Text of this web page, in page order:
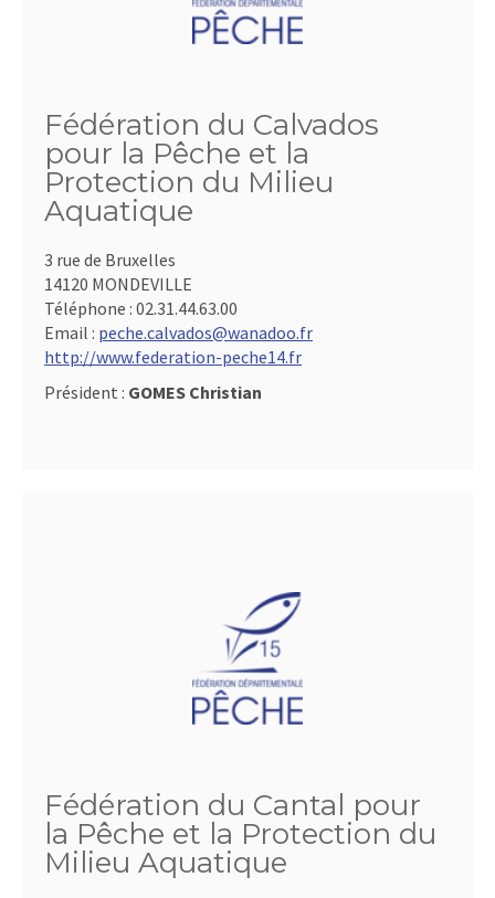
Fédération du Calvados
pour la Pêche et la
Protection du Milieu
Aquatique
3 rue de Bruxelles
14120 MONDEVILLE
Téléphone : 02.31.44.63.00
Email : peche.calvados@wanadoo.fr
http://www.federation-peche14.fr
Président : GOMES Christian
Fédération du Cantal pour
la Pêche et la Protection du
Milieu Aquatique